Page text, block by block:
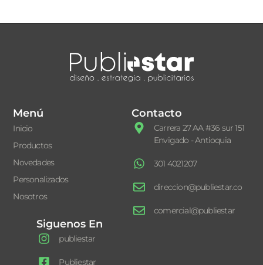
Menú
Inicio
Productos
Novedades
Personalizados
Nosotros
Contacto
Carrera 27 AA #36 sur 151
Envigado - Antioquia
301 4021207
direccion@publiestar.co
comercial@publiestar
Siguenos En
publiestar
Publiestar